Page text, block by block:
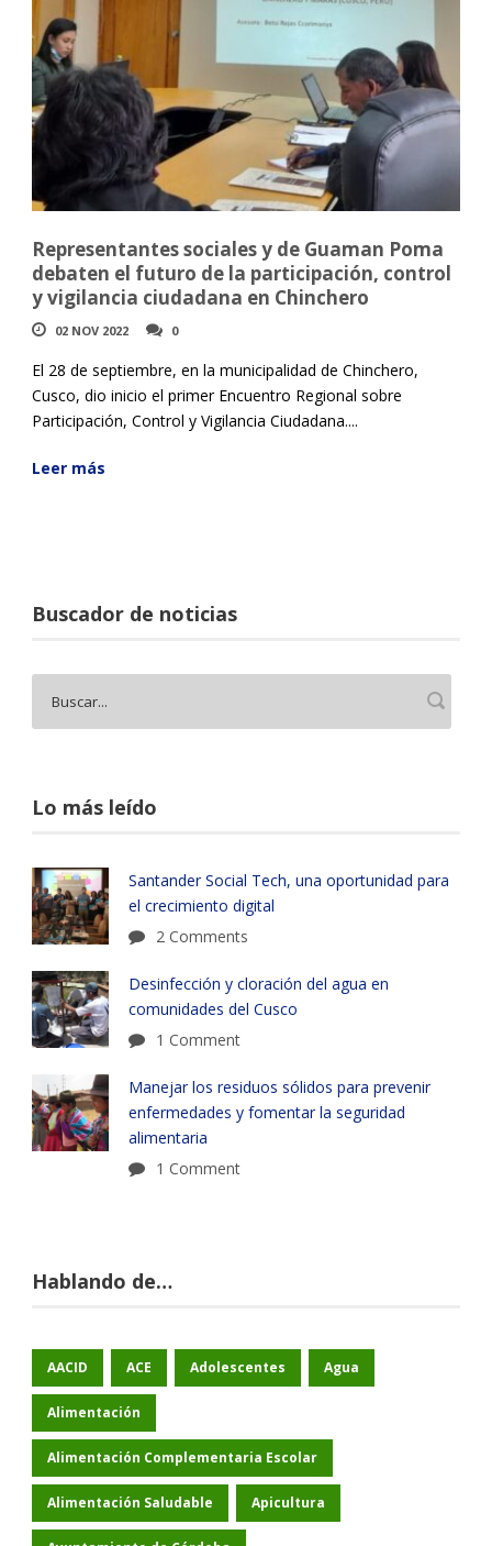
Representantes sociales y de Guaman Poma
debaten el futuro de la participación, control
y vigilancia ciudadana en Chinchero
02 NOV 2022 0
El 28 de septiembre, en la municipalidad de Chinchero,
Cusco, dio inicio el primer Encuentro Regional sobre
Participación, Control y Vigilancia Ciudadana....
Leer más
Buscador de noticias
Lo más leído
Santander Social Tech, una oportunidad para
el crecimiento digital
2 Comments
Desinfección y cloración del agua en
comunidades del Cusco
1 Comment
Manejar los residuos sólidos para prevenir
enfermedades y fomentar la seguridad
alimentaria
1 Comment
Hablando de…
AACID ACE Adolescentes Agua
Alimentación
Alimentación Complementaria Escolar
Alimentación Saludable Apicultura